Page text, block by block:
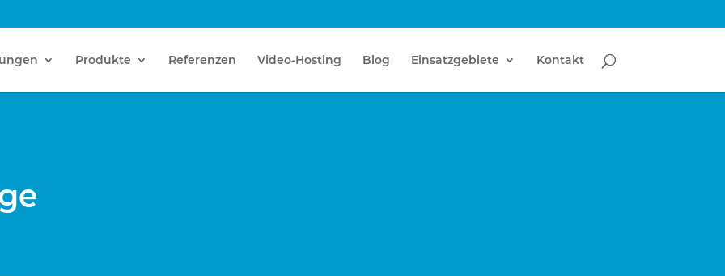
Produkte Referenzen Video-Hosting Blog Einsatzgebiete Kontakt